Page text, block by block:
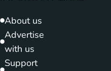
About us
Advertise
with us
Support